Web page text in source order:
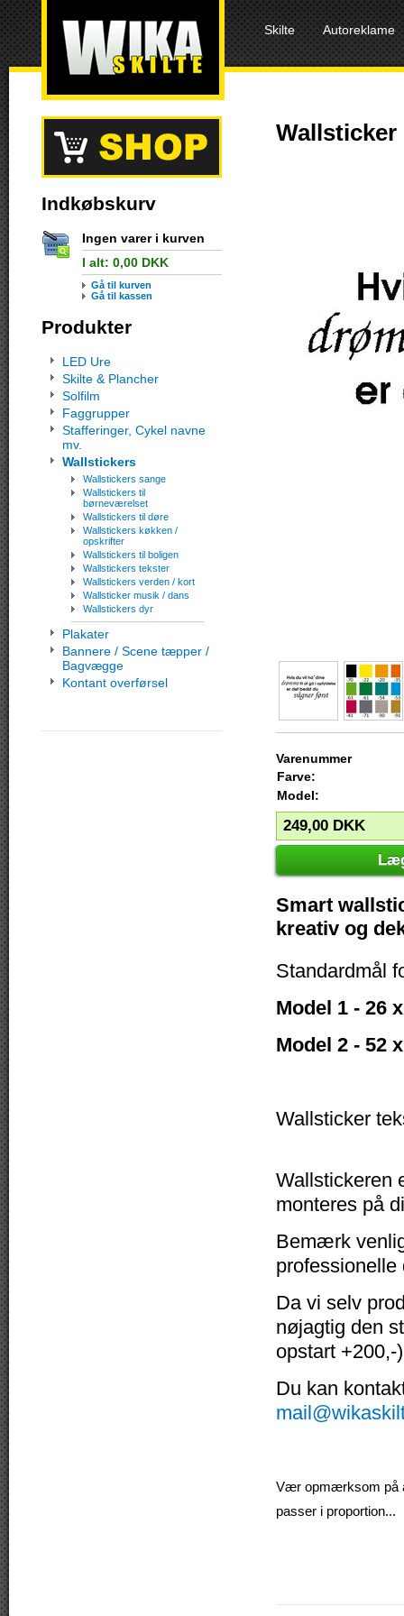
Skilte Autoreklame
Indkøbskurv
Ingen varer i kurven
I alt: 0,00 DKK
Gå til kurven
Gå til kassen
Produkter
LED Ure
Skilte & Plancher
Solfilm
Faggrupper
Stafferinger, Cykel navne
mv.
Wallstickers
Wallstickers sange
Wallstickers til
børneværelset
Wallstickers til døre
Wallstickers køkken /
opskrifter
Wallstickers til boligen
Wallstickers tekster
Wallstickers verden / kort
Wallsticker musik / dans
Wallstickers dyr
Plakater
Bannere / Scene tæpper /
Bagvægge
Kontant overførsel
Wallsticker
Varenummer
Farve:
Model:
249,00 DKK
Smart
kreativ og
Standardmål
Model 1 - 26
Model 2 - 52
Wallsticker
Wallstickeren
monteres på
Bemærk
professionelle
Da vi selv
nøjagtig den
opstart +200,-
Du kan
Vær opmærksom på
passer i proportion...